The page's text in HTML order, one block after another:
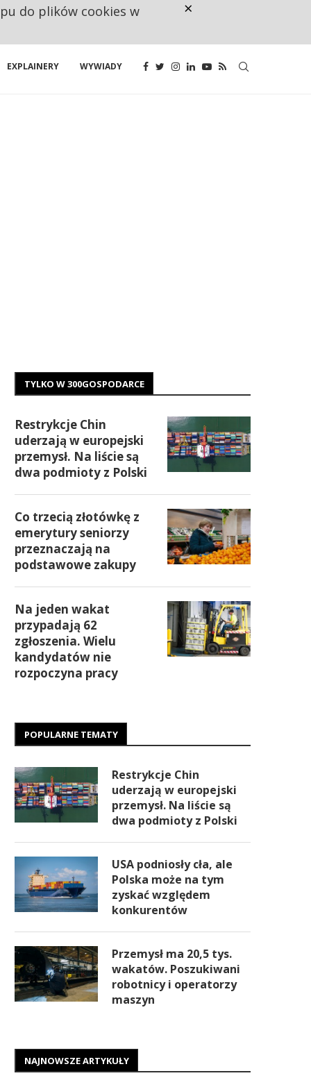
EXPLAINERY WYWIADY
TYLKO W 300GOSPODARCE
Restrykcje Chin
uderzają w europejski
przemysł. Na liście są
dwa podmioty z Polski
Co trzecią złotówkę z
emerytury seniorzy
przeznaczają na
podstawowe zakupy
Na jeden wakat
przypadają 62
zgłoszenia. Wielu
kandydatów nie
rozpoczyna pracy
POPULARNE TEMATY
Restrykcje Chin
uderzają w europejski
przemysł. Na liście są
dwa podmioty z Polski
USA podniosły cła, ale
Polska może na tym
zyskać względem
konkurentów
Przemysł ma 20,5 tys.
wakatów. Poszukiwani
robotnicy i operatorzy
maszyn
NAJNOWSZE ARTYKUŁY
do plików cookies w ×